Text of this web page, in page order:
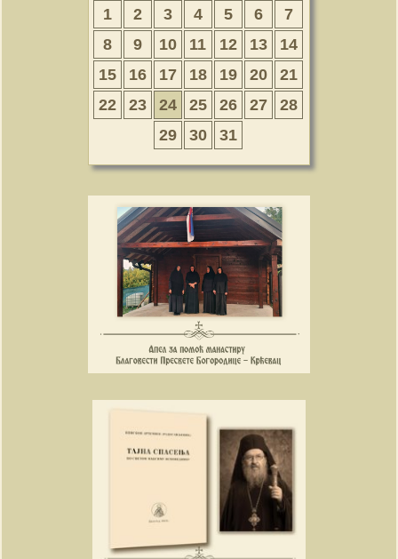
1 2 3 4 5 6
7
8
9 10 11 12 13
14
15
16 17 18 19 20
21
22
23 24 25 26 27
28
29
30 31